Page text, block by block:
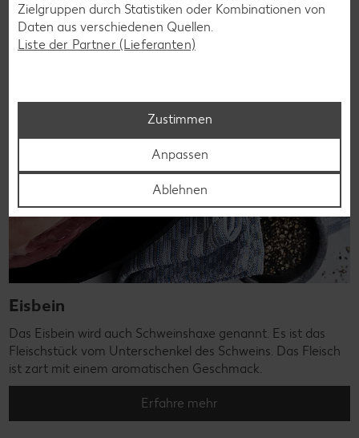
Erfahre mehr
Eisbein
Das Eisbein wird auch Schweinshaxe genannt. Es ist das
Fleischstück vom Unterschenkel des Schweins. Das Fleisch
ist zart mit einem aromatischen Geschmack.
Erfahre mehr
Zielgruppen durch Statistiken oder Kombinationen von
Daten aus verschiedenen Quellen.
Liste der Partner (Lieferanten)
Zustimmen
Anpassen
Ablehnen